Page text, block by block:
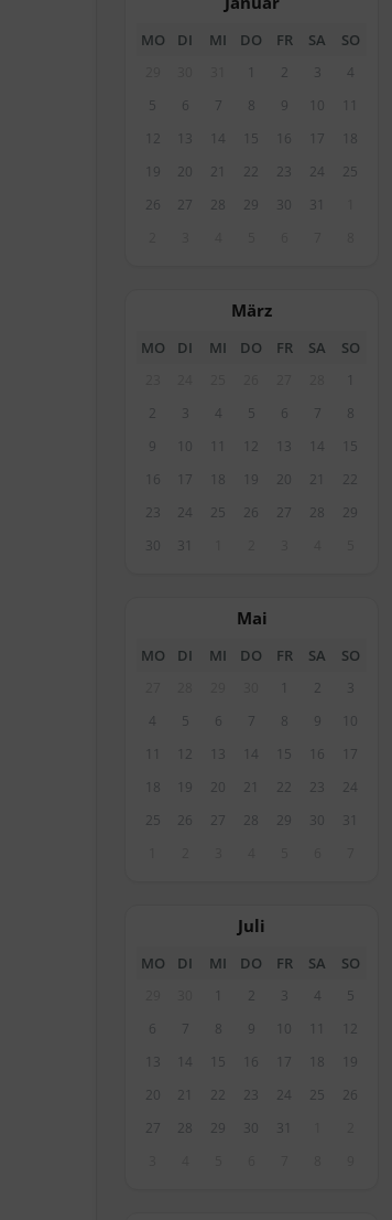
MO DI MI DO FR SA SO
1 2 3
4
5
6 7 8 9 10
11
12
13 14 15 16 17
18
19
20 21 22 23 24
25
26
27 28 29 30 31
März
MO DI MI DO FR SA SO
1
2
3 4 5 6 7
8
9
10 11 12 13 14
15
16
17 18 19 20 21
22
23
24 25 26 27 28
29
30
31
Mai
MO DI MI DO FR SA SO
1 2
3
4
5 6 7 8 9
10
11
12 13 14 15 16
17
18
19 20 21 22 23
24
25
26 27 28 29 30
31
Juli
MO DI MI DO FR SA SO
1 2 3 4
5
6
7 8 9 10 11
12
13
14 15 16 17 18
19
20
21 22 23 24 25
26
27
28 29 30 31